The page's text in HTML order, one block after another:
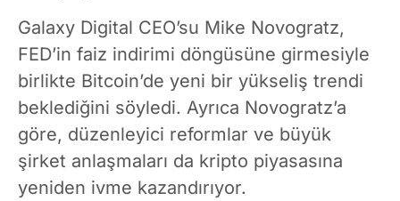
Galaxy Digital CEO’su Mike Novogratz,
FED’in faiz indirimi döngüsüne girmesiyle
birlikte Bitcoin’de yeni bir yükseliş trendi
beklediğini söyledi. Ayrıca Novogratz’a
göre, düzenleyici reformlar ve büyük
şirket anlaşmaları da kripto piyasasına
yeniden ivme kazandırıyor.